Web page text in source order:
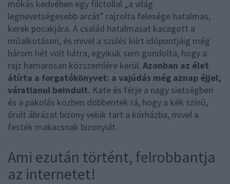
mókás kedvében egy filctollal „a világ
legnevetségesebb arcát” rajzolta felesége hatalmas,
kerek pocakjára. A család hatalmasat kacagott a
műalkotáson, és mivel a szülés kiírt időpontjáig még
három hét volt hátra, egyikük sem gondolta, hogy a
rajz hamarosan közszemlére kerül. Azonban az élet
átírta a forgatókönyvet: a vajúdás még aznap éjjel,
váratlanul beindult. Kate és férje a nagy sietségben
és a pakolás közben döbbentek rá, hogy a kék színű,
őrült ábrázat bizony velük tart a kórházba, mivel a
festék makacsnak bizonyult.
Ami ezután történt, felrobbantja
az internetet!